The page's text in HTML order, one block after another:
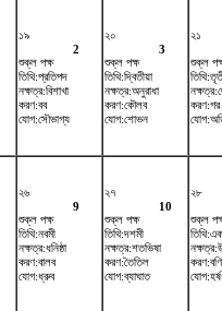
১৯
2
শুক্ল পক্ষ
তিথি:প্রতিপদ
নক্ষত্র:বিশাখা
করণ:বব
যোগ:সৌভাগ্য
২০
3
শুক্ল পক্ষ
তিথি:দ্বিতীয়া
নক্ষত্র:অনুরাধা
করণ:কৌলব
যোগ:শোভন
২১
শুক্ল
করণ:গর
২৬
9
শুক্ল পক্ষ
তিথি:নবমী
নক্ষত্র:ধনিষ্ঠা
করণ:বালব
যোগ:ধ্রুব
২৭
10
শুক্ল পক্ষ
তিথি:দশমী
নক্ষত্র:শতভিষ‌া
করণ:তৈতিল
যোগ:ব্যাঘাত
২৮
শুক্ল